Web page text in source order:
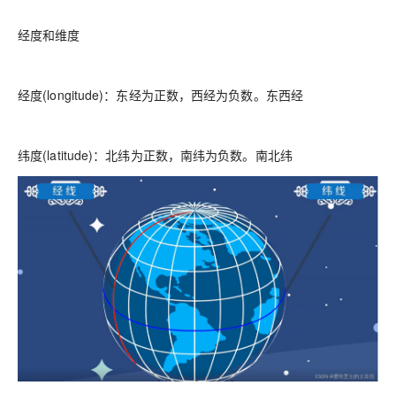
经度和维度
经度(longitude)：东经为正数，西经为负数。东西经
纬度(latitude)：北纬为正数，南纬为负数。南北纬